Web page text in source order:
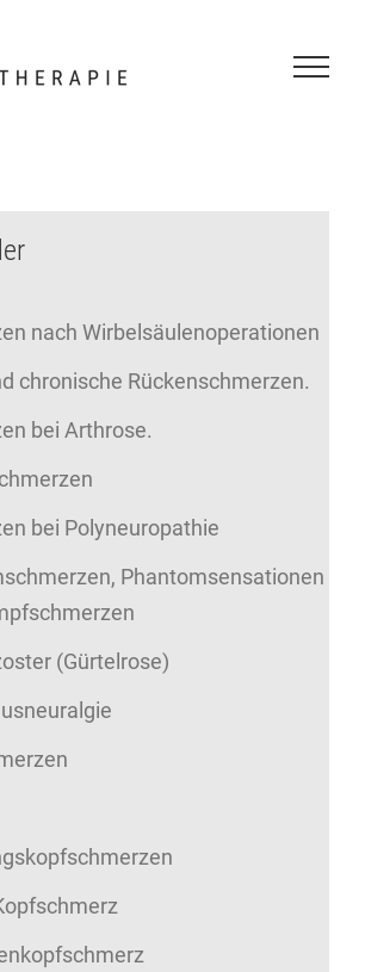
nach Wirbelsäulenoperationen
chronische Rückenschmerzen.
bei Arthrose.
bei Polyneuropathie
Phantomsensationen
(Gürtelrose)